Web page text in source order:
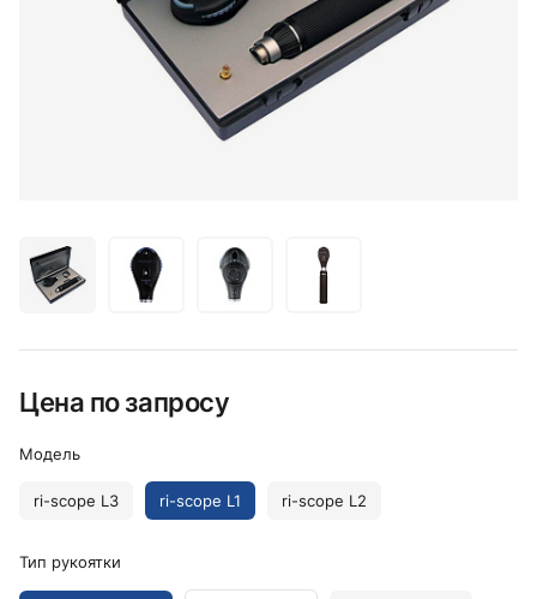
Цена по запросу
Модель
ri-scope L3 ri-scope L1 ri-scope L2
Тип рукоятки